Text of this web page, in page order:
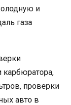
и
газа
карбюратора,
проверки
авто в